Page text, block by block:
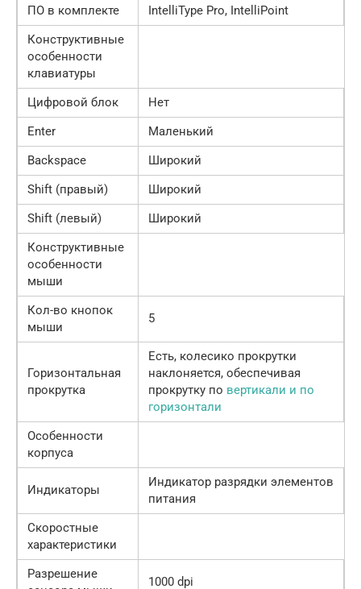
ПО в комплекте
IntelliType Pro, IntelliPoint
Конструктивные
особенности
клавиатуры
Цифровой блок
Нет
Enter
Маленький
Backspace
Широкий
Shift (правый)
Широкий
Shift (левый)
Широкий
Конструктивные
особенности
мыши
Кол-во кнопок
мыши
5
Горизонтальная
прокрутка
Есть, колесико прокрутки
наклоняется, обеспечивая
прокрутку по вертикали и по
горизонтали
Особенности
корпуса
Индикаторы
Индикатор разрядки элементов
питания
Скоростные
характеристики
Разрешение
1000 dpi